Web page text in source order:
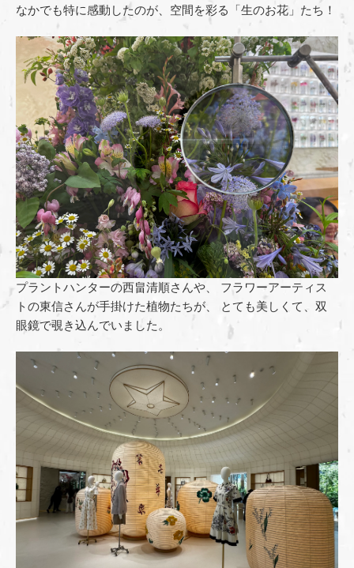
なかでも特に感動したのが、空間を彩る「生のお花」たち！
プラントハンターの西畠清順さんや、 フラワーアーティス
トの東信さんが手掛けた植物たちが、 とても美しくて、双
眼鏡で覗き込んでいました。